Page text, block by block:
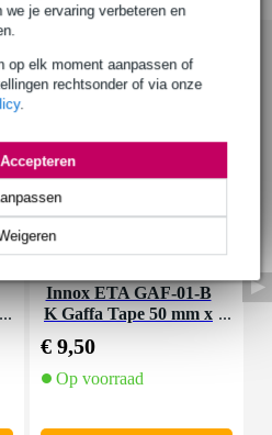
je ervaring verbeteren en
op elk moment aanpassen of
rechtsonder of via onze
.
Accepteren
Innox ETA GAF-01-B
K Gaffa Tape 50 mm x
€ 9,50
Op voorraad